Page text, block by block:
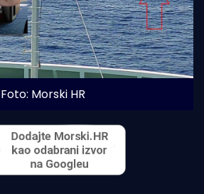
Foto: Morski HR